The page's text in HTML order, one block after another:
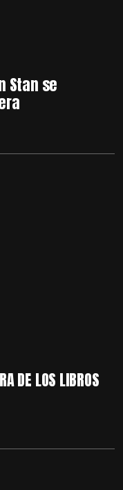
Stan se
DE LOS LIBROS